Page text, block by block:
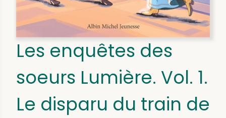
Les enquêtes des
soeurs Lumière. Vol. 1.
Le disparu du train de